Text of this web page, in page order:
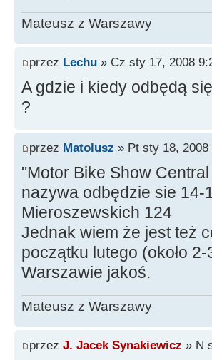
Mateusz z Warszawy
przez Lechu » Cz sty 17, 2008
A gdzie i kiedy odbędą
?
przez Matolusz » Pt sty 18, 2008
"Motor Bike Show
nazywa odbędzie sie 14-
Mieroszewskich 124
Jednak wiem że jest też
początku lutego (około
Warszawie jakoś.
Mateusz z Warszawy
przez J. Jacek Synakiewicz » N